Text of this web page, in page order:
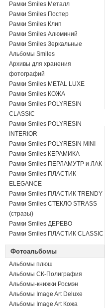
Рамки Smiles Металл
Рамки Smiles Постер
Рамки Smiles Клип
Рамки Smiles Алюминий
Рамки Smiles Зеркальные
Альбомы Smiles
Архивы для хранения
фотографий
Рамки Smiles METAL LUXE
Рамки Smiles КОЖА
Рамки Smiles POLYRESIN
CLASSIC
Рамки Smiles POLYRESIN
INTERIOR
Рамки Smiles POLYRESIN MINI
Рамки Smiles КЕРАМИКА
Рамки Smiles ПЕРЛАМУТР и ЛАК
Рамки Smiles ПЛАСТИК
ELEGANCE
Рамки Smiles ПЛАСТИК TRENDY
Рамки Smiles СТЕКЛО STRASS
(стразы)
Рамки Smiles ДЕРЕВО
Рамки Smiles ПЛАСТИК CLASSIC
Фотоальбомы
Альбомы плюш
Альбомы СК-Полиграфия
Альбомы-книжки Росмэн
Альбомы Image Art Deluxe
Альбомы Image Art Кожа